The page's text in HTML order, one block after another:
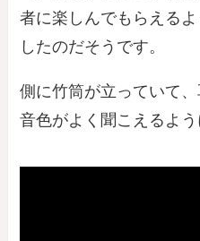
者に楽しんでもらえる
したのだそうです。
側に竹筒が立っていて
音色がよく聞こえるよう